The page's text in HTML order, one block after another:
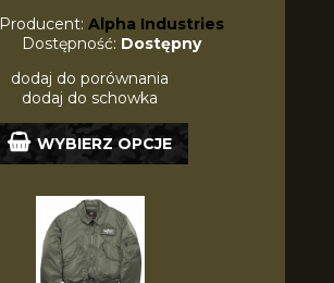
Producent:Alpha Industries
Dostępność: Dostępny
dodaj do porównania
dodaj do schowka
WYBIERZ OPCJE